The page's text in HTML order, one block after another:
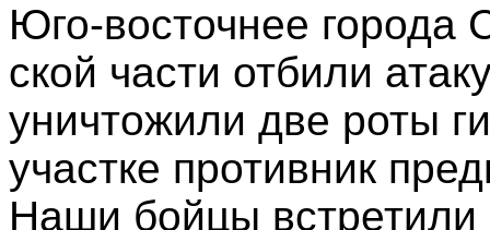
Юго-восточнее города
ской части отбили
уничтожили две роты
участке противник
Наши бойцы